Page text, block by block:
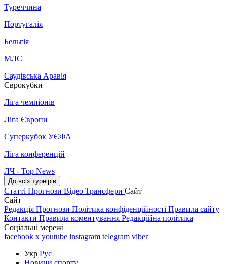
Туреччина
Португалія
Бельгія
МЛС
Саудівська Аравія
Єврокубки
Ліга чемпіонів
Ліга Європи
Суперкубок УЄФА
Ліга конференцій
ЛЧ - Top News
До всіх турнірів
Статті Прогнози Відео Трансфери Сайт
Сайт
Редакція Прогнози Політика конфіденційності Правила сайту
Контакти Правила коментування Редакційна політика
Соціальні мережі
facebook x youtube instagram telegram viber
Укр Рус